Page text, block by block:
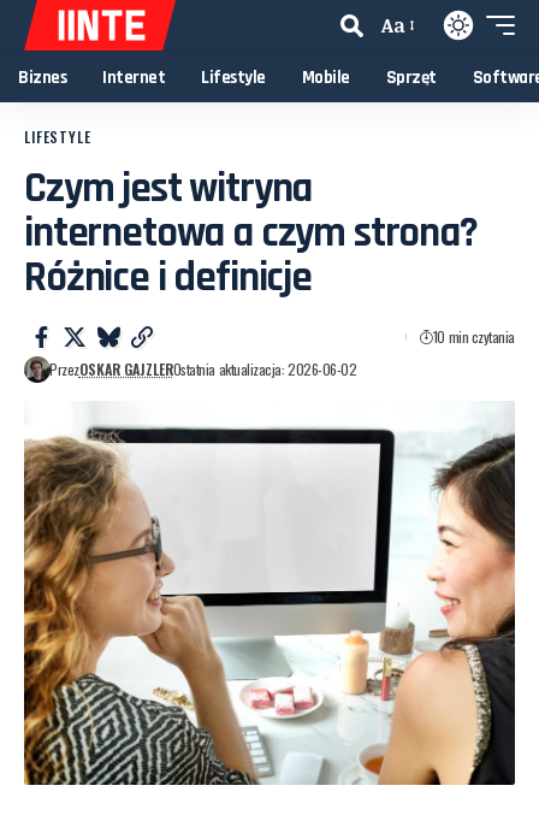
Aa
Biznes Internet Lifestyle Mobile Sprzęt
LIFESTYLE
Czym jest witryna
internetowa a czym strona?
Różnice i definicje
PrzezOSKAR GAJZLEROstatnia aktualizacja: 2026-06-02
10 min czytania